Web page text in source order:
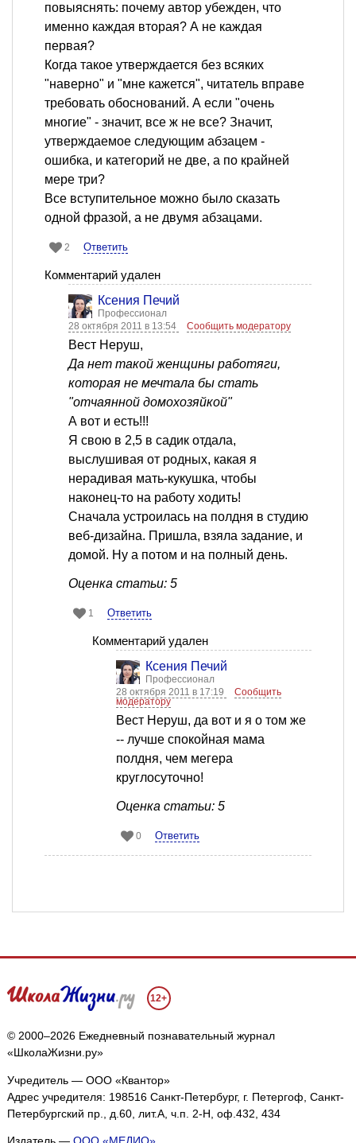
повыяснять: почему автор убежден, что
именно каждая вторая? А не каждая
первая?
Когда такое утверждается без всяких
"наверно" и "мне кажется", читатель вправе
требовать обоснований. А если "очень
многие" - значит, все ж не все? Значит,
утверждаемое следующим абзацем -
ошибка, и категорий не две, а по крайней
мере три?
Все вступительное можно было сказать
одной фразой, а не двумя абзацами.
2 Ответить
Комментарий удален
Ксения Печий
Профессионал
28 октября 2011 в 13:54
Сообщить модератору
Вест Неруш,
Да нет такой женщины работяги,
которая не мечтала бы стать
"отчаянной домохозяйкой"
А вот и есть!!!
Я свою в 2,5 в садик отдала,
выслушивая от родных, какая я
нерадивая мать-кукушка, чтобы
наконец-то на работу ходить!
Сначала устроилась на полдня в студию
веб-дизайна. Пришла, взяла задание, и
домой. Ну а потом и на полный день.
Оценка статьи: 5
1 Ответить
Комментарий удален
Ксения Печий
Профессионал
28 октября 2011 в 17:19
Сообщить
модератору
Вест Неруш, да вот и я о том же
-- лучше спокойная мама
полдня, чем мегера
круглосуточно!
Оценка статьи: 5
0 Ответить
12+
© 2000–2026 Ежедневный познавательный журнал
«ШколаЖизни.ру»
Учредитель — ООО «Квантор»
Адрес учредителя: 198516 Санкт-Петербург, г. Петергоф, Санкт-
Петербургский пр., д.60, лит.А, ч.п. 2-Н, оф.432, 434
Мы собираем файлы cookie и применяемЯндекс.Метрику.